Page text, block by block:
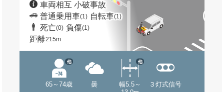
車両相互 小破事故
普通乗用車(1) 自転車(1)
死亡(0) 負傷(1)
距離215m
65～74歳
他
曇
幅5.5～
他
３灯式信号